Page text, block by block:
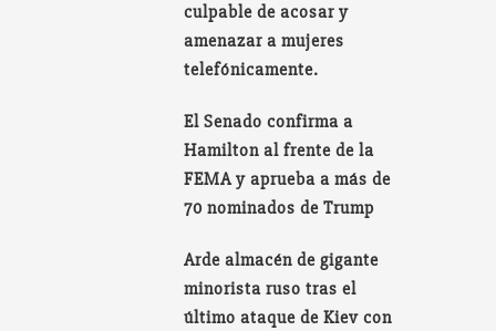
culpable de acosar y
amenazar a mujeres
telefónicamente.
El Senado confirma a
Hamilton al frente de la
FEMA y aprueba a más de
70 nominados de Trump
Arde almacén de gigante
minorista ruso tras el
último ataque de Kiev con